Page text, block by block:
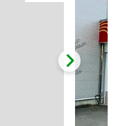
スゲ（写